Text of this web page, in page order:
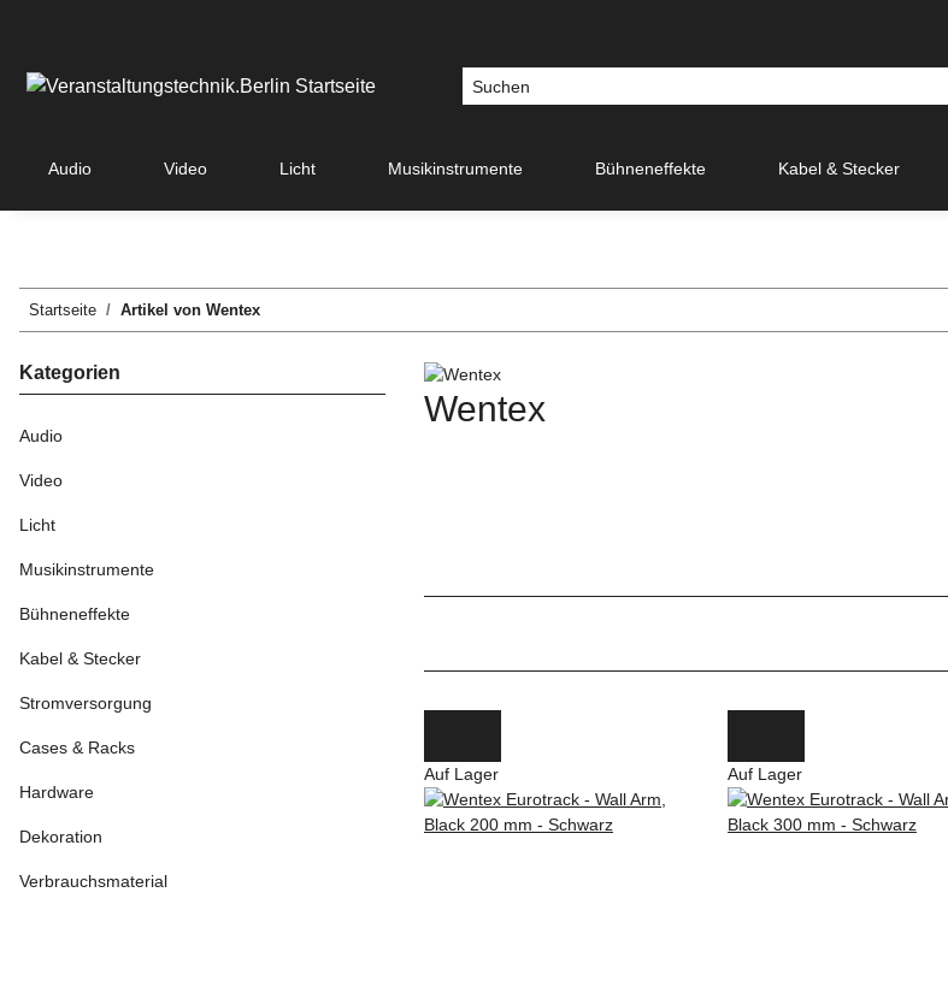
Audio Video Licht Musikinstrumente Bühneneffekte Kabel & Stecker
Startseite Artikel von Wentex
Wentex
Auf Lager Auf Lager
Kategorien
Audio
Video
Licht
Musikinstrumente
Bühneneffekte
Kabel & Stecker
Stromversorgung
Cases & Racks
Hardware
Dekoration
Verbrauchsmaterial